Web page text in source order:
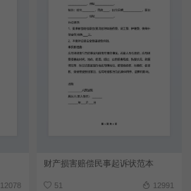
12078
财产损害赔偿民事起诉状范本
51 12991